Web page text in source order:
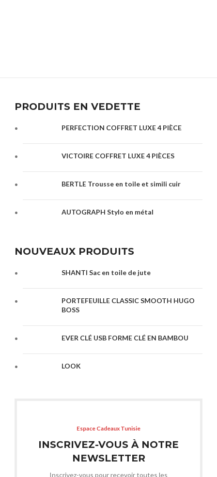
PRODUITS EN VEDETTE
PERFECTION COFFRET LUXE 4 PIÈCE
VICTOIRE COFFRET LUXE 4 PIÈCES
BERTLE Trousse en toile et simili cuir
AUTOGRAPH Stylo en métal
NOUVEAUX PRODUITS
SHANTI Sac en toile de jute
PORTEFEUILLE CLASSIC SMOOTH HUGO
BOSS
EVER CLÉ USB FORME CLÉ EN BAMBOU
LOOK
Espace Cadeaux Tunisie
INSCRIVEZ-VOUS À NOTRE
NEWSLETTER
Inscrivez-vous pour recevoir toutes les